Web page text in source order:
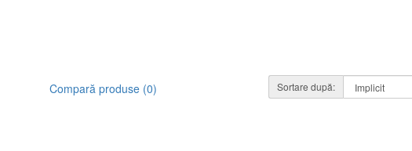
Compară produse (0) Sortare după: